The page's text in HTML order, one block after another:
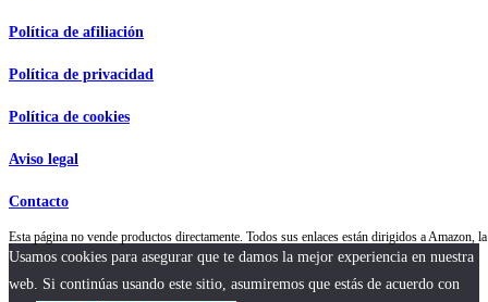
Política de afiliación
Política de privacidad
Política de cookies
Aviso legal
Contacto
Esta página no vende productos directamente. Todos sus enlaces están dirigidos a
Usamos cookies para asegurar que te damos la mejor experiencia en nuestra
web. Si continúas usando este sitio, asumiremos que estás de acuerdo con